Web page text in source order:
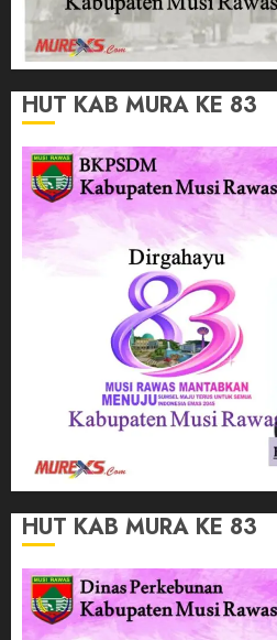
HUT KAB MURA KE 83
HUT KAB MURA KE 83